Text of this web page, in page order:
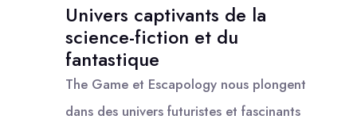
Univers captivants de la
science-fiction et du
fantastique
The Game et Escapology nous plongent
dans des univers futuristes et fascinants